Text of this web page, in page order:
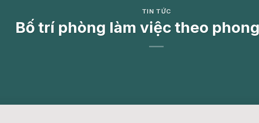
TIN TỨC
Bố trí phòng làm việc theo